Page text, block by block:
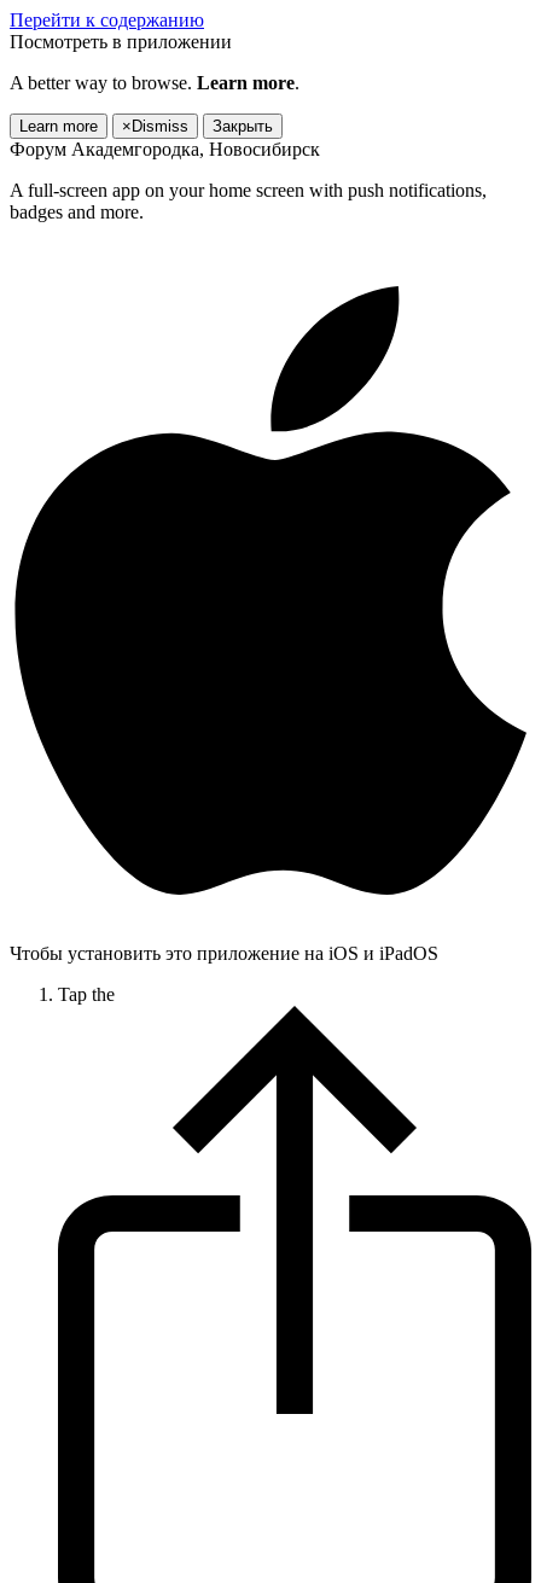
Перейти к содержанию
Посмотреть в приложении
A better way to browse. Learn more.
Learn more × Dismiss Закрыть
Форум Академгородка, Новосибирск
A full-screen app on your home screen with push notifications,
badges and more.
Чтобы установить это приложение на iOS и iPadOS
Tap the